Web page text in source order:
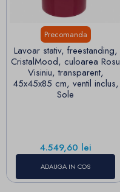
Precomanda
Lavoar stativ, freestanding,
CristalMood, culoarea Rosu
Visiniu, transparent,
45x45x85 cm, ventil inclus,
Sole
Pret
4.549,60 lei
ADAUGA IN COS